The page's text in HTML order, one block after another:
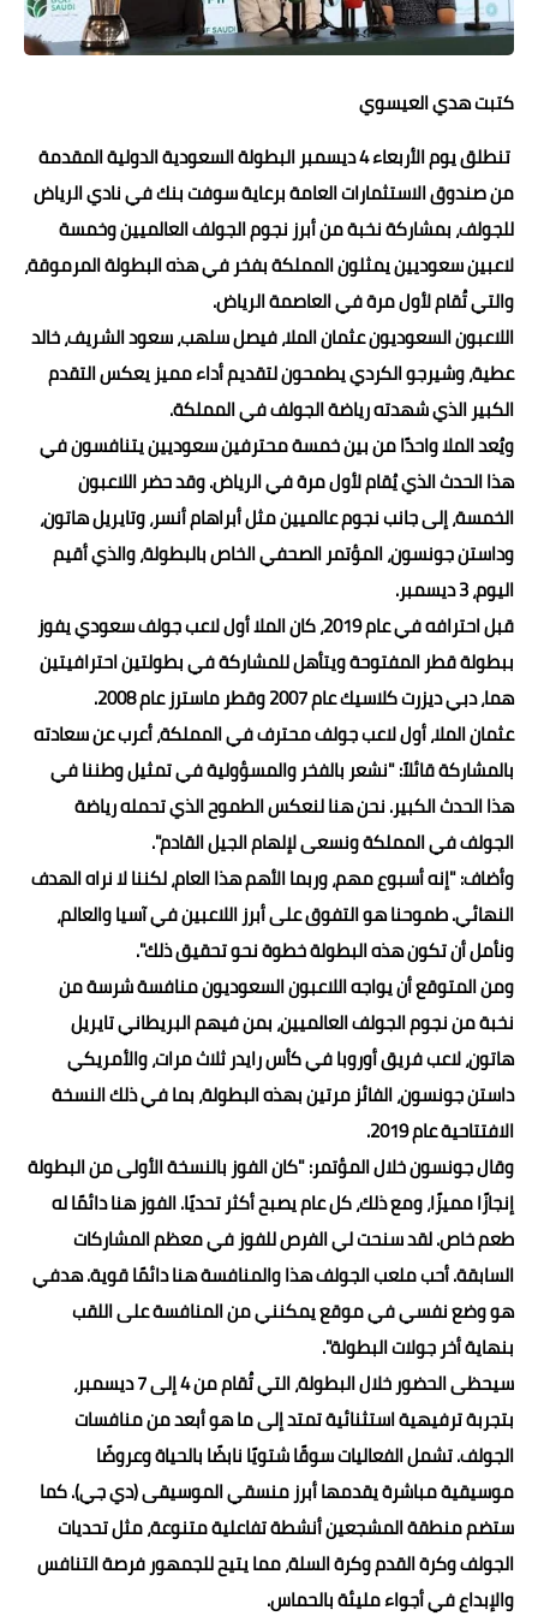
حوادث وقضايا
فن المطبخ
مقالات
كتبت هدي العيسوي
تنطلق يوم الأربعاء 4 ديسمبر البطولة السعودية الدولية المقدمة
من صندوق الاستثمارات العامة برعاية سوفت بنك في نادي الرياض
للجولف، بمشاركة نخبة من أبرز نجوم الجولف العالميين وخمسة
لاعبين سعوديين يمثلون المملكة بفخر في هذه البطولة المرموقة،
والتي تُقام لأول مرة في العاصمة الرياض.
اللاعبون السعوديون عثمان الملا، فيصل سلهب، سعود الشريف، خالد
عطية، وشيرجو الكردي يطمحون لتقديم أداء مميز يعكس التقدم
الكبير الذي شهدته رياضة الجولف في المملكة.
ويُعد الملا واحدًا من بين خمسة محترفين سعوديين يتنافسون في
هذا الحدث الذي يُقام لأول مرة في الرياض. وقد حضر اللاعبون
الخمسة، إلى جانب نجوم عالميين مثل أبراهام أنسر، وتايريل هاتون،
وداستن جونسون، المؤتمر الصحفي الخاص بالبطولة، والذي أقيم
اليوم، 3 ديسمبر.
قبل احترافه في عام 2019، كان الملا أول لاعب جولف سعودي يفوز
ببطولة قطر المفتوحة ويتأهل للمشاركة في بطولتين احترافيتين
هما، دبي ديزرت كلاسيك عام 2007 وقطر ماسترز عام 2008.
عثمان الملا، أول لاعب جولف محترف في المملكة، أعرب عن سعادته
بالمشاركة قائلاً: "نشعر بالفخر والمسؤولية في تمثيل وطننا في
هذا الحدث الكبير. نحن هنا لنعكس الطموح الذي تحمله رياضة
الجولف في المملكة ونسعى لإلهام الجيل القادم".
وأضاف: "إنه أسبوع مهم، وربما الأهم هذا العام، لكننا لا نراه الهدف
النهائي. طموحنا هو التفوق على أبرز اللاعبين في آسيا والعالم،
ونأمل أن تكون هذه البطولة خطوة نحو تحقيق ذلك".
ومن المتوقع أن يواجه اللاعبون السعوديون منافسة شرسة من
نخبة من نجوم الجولف العالميين، بمن فيهم البريطاني تايريل
هاتون، لاعب فريق أوروبا في كأس رايدر ثلاث مرات، والأمريكي
داستن جونسون، الفائز مرتين بهذه البطولة، بما في ذلك النسخة
الافتتاحية عام 2019.
وقال جونسون خلال المؤتمر: "كان الفوز بالنسخة الأولى من البطولة
إنجازًا مميزًا، ومع ذلك، كل عام يصبح أكثر تحديًا. الفوز هنا دائمًا له
طعم خاص. لقد سنحت لي الفرص للفوز في معظم المشاركات
السابقة. أحب ملعب الجولف هذا والمنافسة هنا دائمًا قوية. هدفي
هو وضع نفسي في موقع يمكنني من المنافسة على اللقب
بنهاية أخر جولات البطولة".
سيحظى الحضور خلال البطولة، التي تُقام من 4 إلى 7 ديسمبر،
بتجربة ترفيهية استثنائية تمتد إلى ما هو أبعد من منافسات
الجولف. تشمل الفعاليات سوقًا شتويًا نابضًا بالحياة وعروضًا
موسيقية مباشرة يقدمها أبرز منسقي الموسيقى (دي جي). كما
ستضم منطقة المشجعين أنشطة تفاعلية متنوعة، مثل تحديات
الجولف وكرة القدم وكرة السلة، مما يتيح للجمهور فرصة التنافس
والإبداع في أجواء مليئة بالحماس.